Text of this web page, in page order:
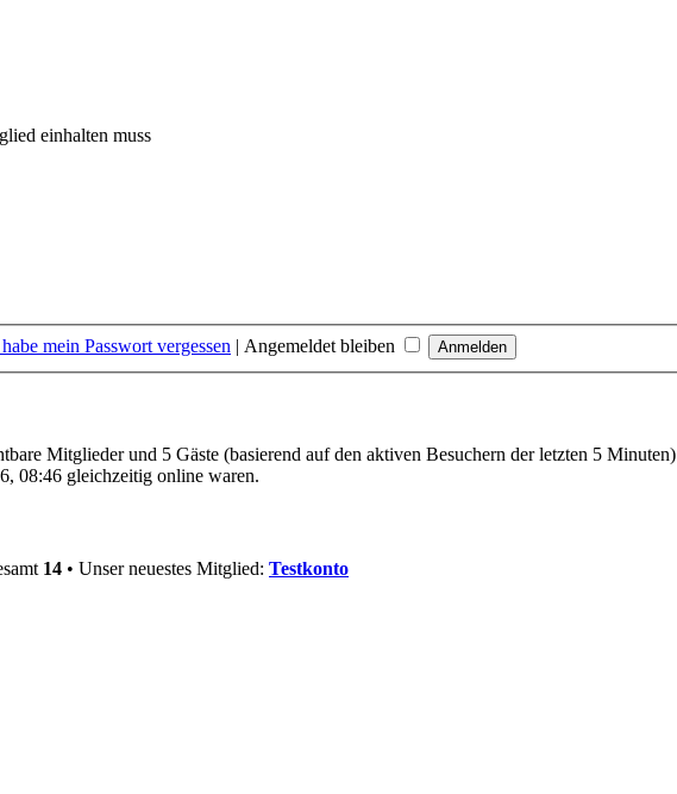
einhalten muss
mein Passwort vergessen | Angemeldet bleiben
Mitglieder und 5 Gäste (basierend auf den aktiven Besuchern der letzten 5 Minuten)
08:46 gleichzeitig online waren.
14 • Unser neuestes Mitglied: Testkonto